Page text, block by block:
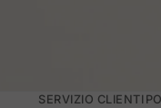
SERVIZIO CLIENTI